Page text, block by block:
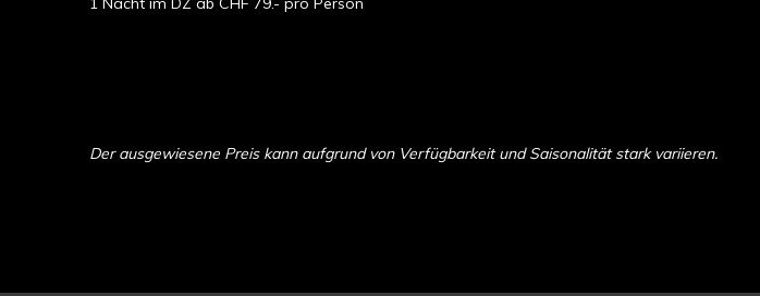
Der ausgewiesene Preis kann aufgrund von Verfügbarkeit und Saisonalität stark variieren.